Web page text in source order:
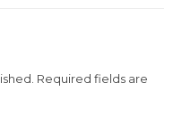
Required fields are